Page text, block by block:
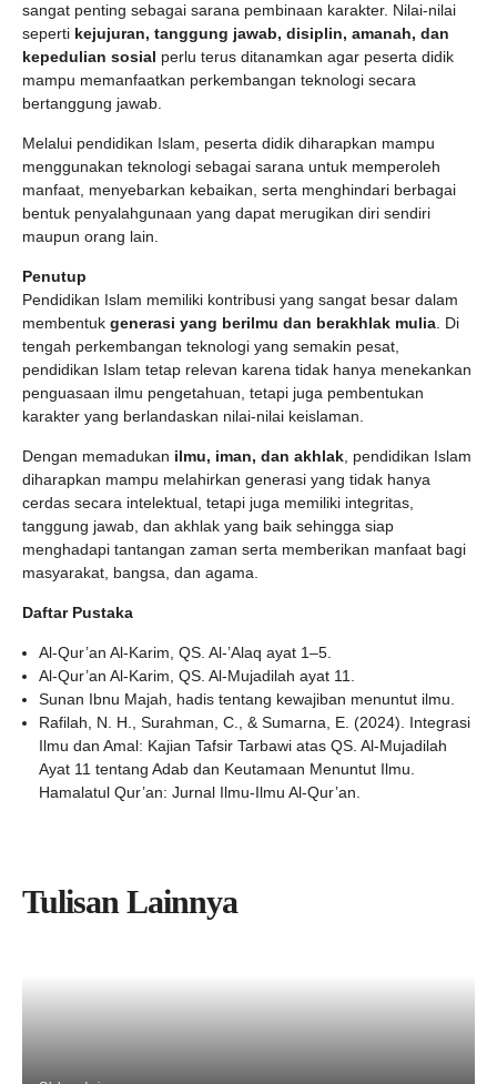
sangat penting sebagai sarana pembinaan karakter. Nilai-nilai
seperti kejujuran, tanggung jawab, disiplin, amanah, dan
kepedulian sosial perlu terus ditanamkan agar peserta didik
mampu memanfaatkan perkembangan teknologi secara
bertanggung jawab.
Melalui pendidikan Islam, peserta didik diharapkan mampu
menggunakan teknologi sebagai sarana untuk memperoleh
manfaat, menyebarkan kebaikan, serta menghindari berbagai
bentuk penyalahgunaan yang dapat merugikan diri sendiri
maupun orang lain.
Penutup
Pendidikan Islam memiliki kontribusi yang sangat besar dalam
membentuk generasi yang berilmu dan berakhlak mulia . Di
tengah perkembangan teknologi yang semakin pesat,
pendidikan Islam tetap relevan karena tidak hanya menekankan
penguasaan ilmu pengetahuan, tetapi juga pembentukan
karakter yang berlandaskan nilai-nilai keislaman.
Dengan memadukan ilmu, iman, dan akhlak , pendidikan Islam
diharapkan mampu melahirkan generasi yang tidak hanya
cerdas secara intelektual, tetapi juga memiliki integritas,
tanggung jawab, dan akhlak yang baik sehingga siap
menghadapi tantangan zaman serta memberikan manfaat bagi
masyarakat, bangsa, dan agama.
Daftar Pustaka
Al-Qur’an Al-Karim, QS. Al-’Alaq ayat 1–5.
Al-Qur’an Al-Karim, QS. Al-Mujadilah ayat 11.
Sunan Ibnu Majah, hadis tentang kewajiban menuntut ilmu.
Rafilah, N. H., Surahman, C., & Sumarna, E. (2024). Integrasi
Ilmu dan Amal: Kajian Tafsir Tarbawi atas QS. Al-Mujadilah
Ayat 11 tentang Adab dan Keutamaan Menuntut Ilmu.
Hamalatul Qur’an: Jurnal Ilmu-Ilmu Al-Qur’an.
Tulisan Lainnya